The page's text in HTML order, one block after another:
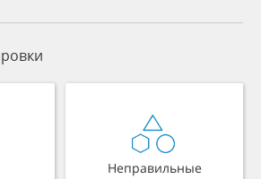
Неправильные